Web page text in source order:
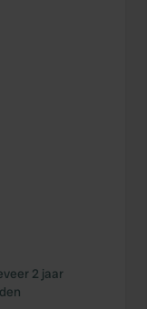
2 jaar